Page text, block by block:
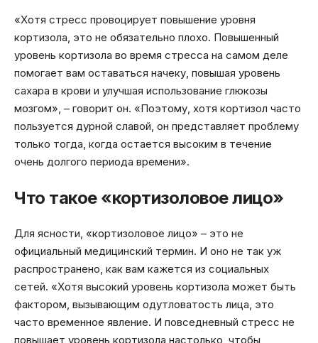
«Хотя стресс провоцирует повышение уровня
кортизола, это не обязательно плохо. Повышенный
уровень кортизола во время стресса на самом деле
помогает вам оставаться начеку, повышая уровень
сахара в крови и улучшая использование глюкозы
мозгом», – говорит он. «Поэтому, хотя кортизол часто
пользуется дурной славой, он представляет проблему
только тогда, когда остается высоким в течение
очень долгого периода времени».
Что такое «кортизоловое лицо»
Для ясности, «кортизоловое лицо» – это не
официальный медицинский термин. И оно не так уж
распространено, как вам кажется из социальных
сетей. «Хотя высокий уровень кортизола может быть
фактором, вызывающим одутловатость лица, это
часто временное явление. И повседневный стресс не
повышает уровень кортизола настолько, чтобы